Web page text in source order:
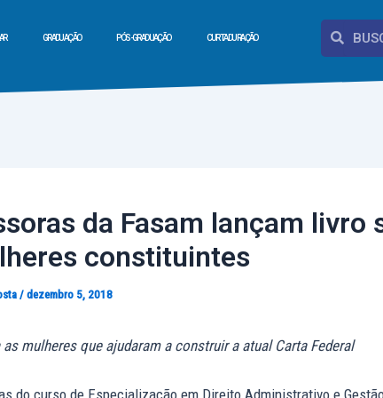
GRADUAÇÃO PÓS-GRADUAÇÃO CURTA DURAÇÃO
Pesquisar
da Fasam lançam livro
constituintes
/ dezembro 5, 2018
as mulheres que ajudaram a construir a atual Carta Federal
do curso de Especialização em Direito Administrativo e